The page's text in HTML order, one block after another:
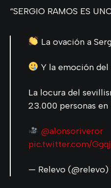
“SERGIO RAMOS ES
La ovación a
Y la emoción del
La locura del
23.000 personas
@alonsoriveror
pic.twitter.com/
— Relevo (@relevo)